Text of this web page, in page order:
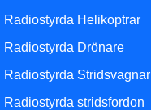
Radiostyrda Helikoptrar
Radiostyrda Drönare
Radiostyrda Stridsvagnar
Radiostyrda stridsfordon